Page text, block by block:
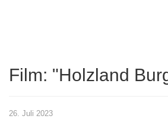
Film: "Holzland
26. Juli 2023